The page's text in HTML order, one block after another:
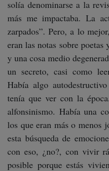
solía denominarse a la
más me impactaba. La
zarpados”. Pero, a lo
eran las notas sobre
y una cosa medio
un secreto, casi como
Había algo
tenía que ver con la
alfonsinismo. Había una
los que eran más o menos
esta búsqueda de
con eso, ¿no?, con vivir
posible porque estás